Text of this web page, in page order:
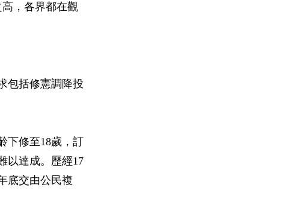
，各界都在觀
包括修憲調降投
下修至18歲，訂
以達成。歷經17
底交由公民複